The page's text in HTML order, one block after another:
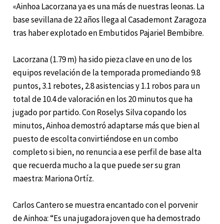
«Ainhoa Lacorzana ya es una más de nuestras leonas. La
base sevillana de 22 años llega al Casademont Zaragoza
tras haber explotado en Embutidos Pajariel Bembibre.
Lacorzana (1.79 m) ha sido pieza clave en uno de los
equipos revelación de la temporada promediando 9.8
puntos, 3.1 rebotes, 2.8 asistencias y 1.1 robos para un
total de 10.4 de valoración en los 20 minutos que ha
jugado por partido. Con Roselys Silva copando los
minutos, Ainhoa demostró adaptarse más que bien al
puesto de escolta convirtiéndose en un combo
completo si bien, no renuncia a ese perfil de base alta
que recuerda mucho a la que puede ser su gran
maestra: Mariona Ortíz.
Carlos Cantero se muestra encantado con el porvenir
de Ainhoa: “Es una jugadora joven que ha demostrado